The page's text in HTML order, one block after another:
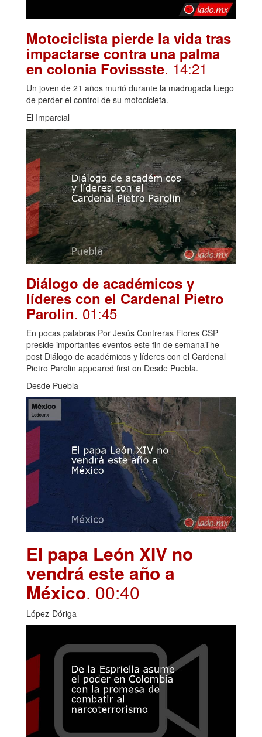
Motociclista pierde la vida tras
impactarse contra una palma
en colonia Fovissste. 14:21
Un joven de 21 años murió durante la madrugada luego
de perder el control de su motocicleta.
El Imparcial
Diálogo de académicos y
líderes con el Cardenal Pietro
Parolin. 01:45
En pocas palabras Por Jesús Contreras Flores CSP
preside importantes eventos este fin de semanaThe
post Diálogo de académicos y líderes con el Cardenal
Pietro Parolin appeared first on Desde Puebla.
Desde Puebla
El papa León XIV no
vendrá este año a
México. 00:40
López-Dóriga